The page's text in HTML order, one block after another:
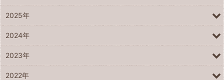
2025年
2024年
2023年
2022年